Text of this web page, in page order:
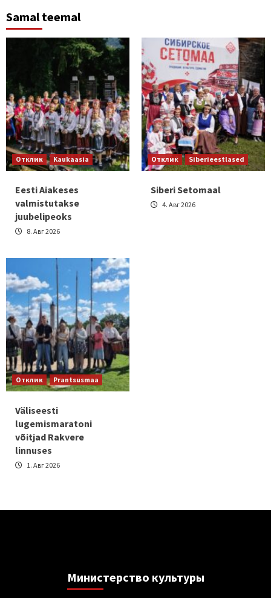
Samal teemal
Отклик Kaukaasia
Eesti Aiakeses
valmistutakse
juubelipeoks
8. Авг 2026
Отклик Siberieestlased
Siberi Setomaal
4. Авг 2026
Отклик Prantsusmaa
Väliseesti
lugemismaratoni
võitjad Rakvere
linnuses
1. Авг 2026
Министерствo культуры